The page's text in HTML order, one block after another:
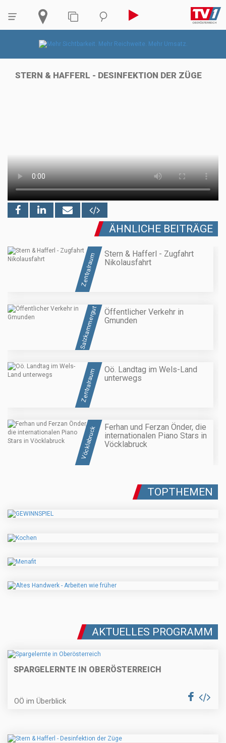
STERN & HAFFERL - DESINFEKTION DER ZÜGE
ÄHNLICHE BEITRÄGE
Zentralraum
Stern & Hafferl - Zugfahrt
Nikolausfahrt
Salzkammergut
Öffentlicher Verkehr in
Gmunden
Zentralraum
Oö. Landtag im Wels-Land
unterwegs
Vöcklabruck
Ferhan und Ferzan Önder, die
internationalen Piano Stars in
Vöcklabruck
TOPTHEMEN
AKTUELLES PROGRAMM
SPARGELERNTE IN OBERÖSTERREICH
OÖ im Überblick